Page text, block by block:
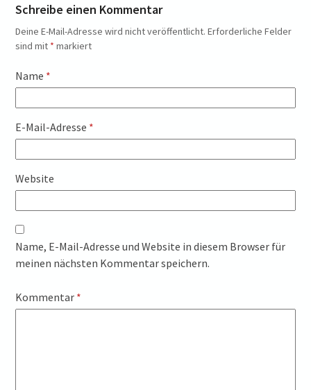
Schreibe einen Kommentar
Deine E-Mail-Adresse wird nicht veröffentlicht. Erforderliche Felder
sind mit * markiert
Name *
E-Mail-Adresse *
Website
Name, E-Mail-Adresse und Website in diesem Browser für
meinen nächsten Kommentar speichern.
Kommentar *